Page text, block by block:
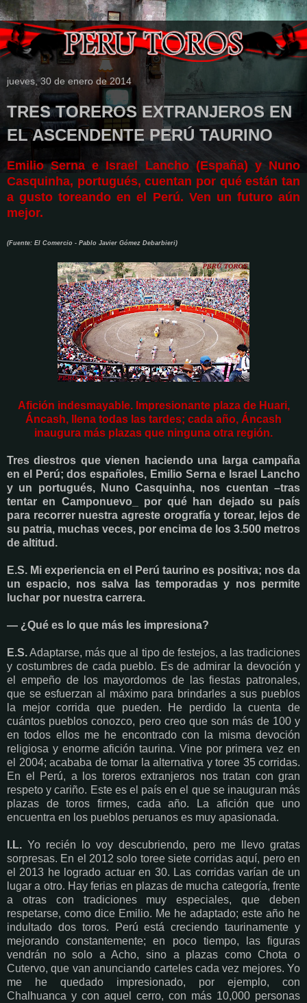
jueves, 30 de enero de 2014
TRES TOREROS EXTRANJEROS EN
EL ASCENDENTE PERÚ TAURINO
Emilio Serna e Israel Lancho (España) y Nuno
Casquinha, portugués, cuentan por qué están tan
a gusto toreando en el Perú. Ven un futuro aún
mejor.
(Fuente: El Comercio - Pablo Javier Gómez Debarbieri)
Afición indesmayable. Impresionante plaza de Huari,
Áncash, llena todas las tardes; cada año, Áncash
inaugura más plazas que ninguna otra región.
Tres diestros que vienen haciendo una larga campaña
en el Perú; dos españoles, Emilio Serna e Israel Lancho
y un portugués, Nuno Casquinha, nos cuentan –tras
tentar en Camponuevo_ por qué han dejado su país
para recorrer nuestra agreste orografía y torear, lejos de
su patria, muchas veces, por encima de los 3.500 metros
de altitud.
E.S. Mi experiencia en el Perú taurino es positiva; nos da
un espacio, nos salva las temporadas y nos permite
luchar por nuestra carrera.
— ¿Qué es lo que más les impresiona?
E.S.Adaptarse, más que al tipo de festejos, a las tradiciones
y costumbres de cada pueblo. Es de admirar la devoción y
el empeño de los mayordomos de las fiestas patronales,
que se esfuerzan al máximo para brindarles a sus pueblos
la mejor corrida que pueden. He perdido la cuenta de
cuántos pueblos conozco, pero creo que son más de 100 y
en todos ellos me he encontrado con la misma devoción
religiosa y enorme afición taurina. Vine por primera vez en
el 2004; acababa de tomar la alternativa y toree 35 corridas.
En el Perú, a los toreros extranjeros nos tratan con gran
respeto y cariño. Este es el país en el que se inauguran más
plazas de toros firmes, cada año. La afición que uno
encuentra en los pueblos peruanos es muy apasionada.
I.L. Yo recién lo voy descubriendo, pero me llevo gratas
sorpresas. En el 2012 solo toree siete corridas aquí, pero en
el 2013 he logrado actuar en 30. Las corridas varían de un
lugar a otro. Hay ferias en plazas de mucha categoría, frente
a otras con tradiciones muy especiales, que deben
respetarse, como dice Emilio. Me he adaptado; este año he
indultado dos toros. Perú está creciendo taurinamente y
mejorando constantemente; en poco tiempo, las figuras
vendrán no solo a Acho, sino a plazas como Chota o
Cutervo, que van anunciando carteles cada vez mejores. Yo
me he quedado impresionado, por ejemplo, con
Chalhuanca y con aquel cerro, con más 10,000 personas